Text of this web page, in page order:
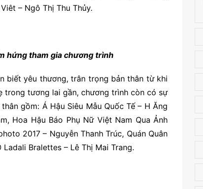
– Ngô Thị Thu Thủy.
hứng tham gia chương trình
biết yêu thương, trân trọng bản thân từ khi
trong tương lai gần, chương trình còn có sự
gồm: Á Hậu Siêu Mẫu Quốc Tế – H Ăng
Hoa Hậu Báo Phụ Nữ Việt Nam Qua Ảnh
2017 – Nguyễn Thanh Trúc, Quán Quân
Bralettes – Lê Thị Mai Trang.